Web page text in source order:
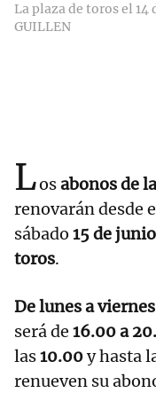
La plaza de toros el 14
GUILLEN
Losabonos de
renovarán desde
sábado 15 de junio
toros.
De lunes a viernes
será de 16.00 a
las10.00y hasta
renueven su